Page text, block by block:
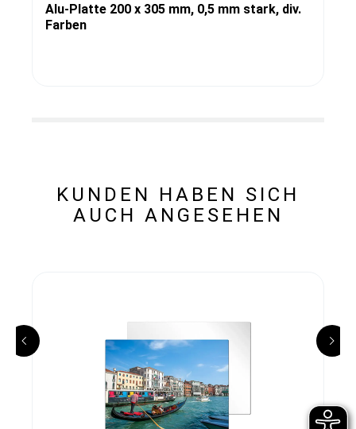
Alu-Platte 200 x 305 mm, 0,5 mm stark, div.
Farben
KUNDEN HABEN SICH
AUCH ANGESEHEN